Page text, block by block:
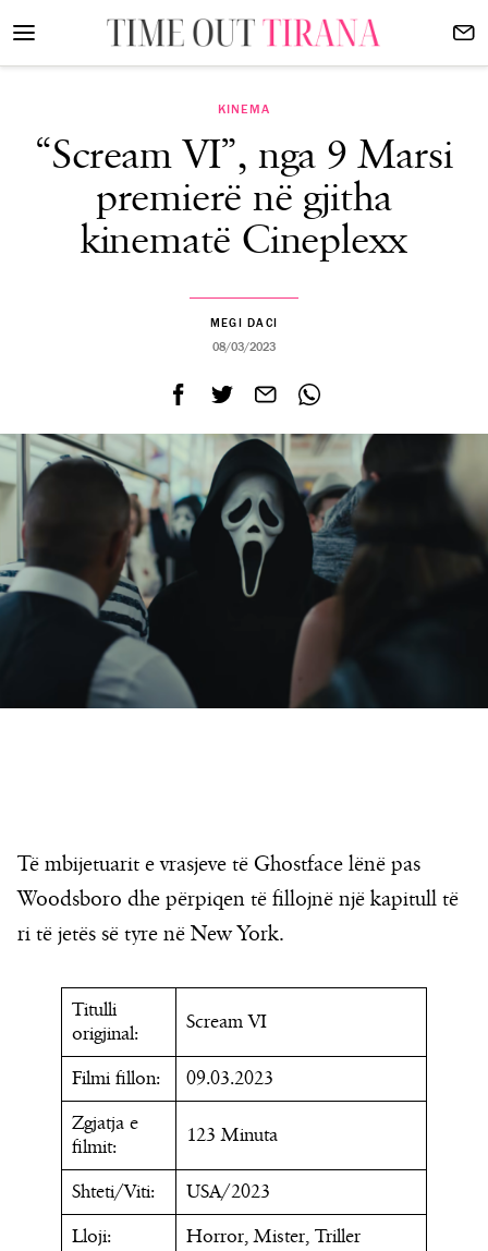
KINEMA
“Scream VI”, nga 9 Marsi
premierë në gjitha
kinematë Cineplexx
MEGI DACI
08/03/2023
Të mbijetuarit e vrasjeve të Ghostface lënë pas
Woodsboro dhe përpiqen të fillojnë një kapitull të
ri të jetës së tyre në New York.
Titulli
origjinal:
Scream VI
Filmi fillon:
09.03.2023
Zgjatja e
filmit:
123 Minuta
Shteti/Viti:
USA/2023
Lloji:
Horror, Mister, Triller